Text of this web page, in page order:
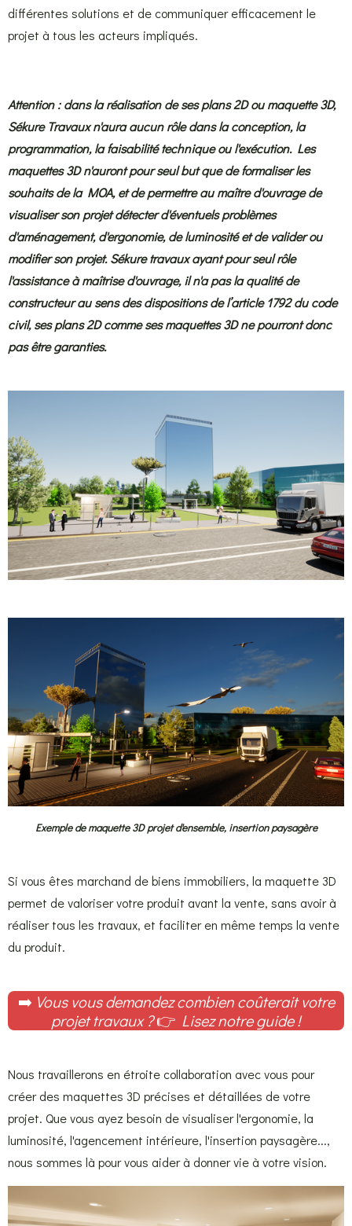
différentes solutions et de communiquer efficacement le
projet à tous les acteurs impliqués.
Attention : dans la réalisation de ses plans 2D ou maquette 3D,
Sékure Travaux n'aura aucun rôle dans la conception, la
programmation, la faisabilité technique ou l'exécution. Les
maquettes 3D n'auront pour seul but que de formaliser les
souhaits de la MOA, et de permettre au maître d'ouvrage de
visualiser son projet détecter d'éventuels problèmes
d'aménagement, d'ergonomie, de luminosité et de valider ou
modifier son projet. Sékure travaux ayant pour seul rôle
l'assistance à maîtrise d'ouvrage, il n'a pas la qualité de
constructeur au sens des dispositions de l’article 1792 du code
civil, ses plans 2D comme ses maquettes 3D ne pourront donc
pas être garanties.
Exemple de maquette 3D projet d'ensemble, insertion paysagère
Si vous êtes marchand de biens immobiliers, la maquette 3D
permet de valoriser votre produit avant la vente, sans avoir à
réaliser tous les travaux, et faciliter en même temps la vente
du produit.
➡️ Vous vous demandez combien coûterait votre
projet travaux ?👉 Lisez notre guide !
Nous travaillerons en étroite collaboration avec vous pour
créer des maquettes 3D précises et détaillées de votre
projet. Que vous ayez besoin de visualiser l'ergonomie, la
luminosité, l'agencement intérieure, l'insertion paysagère...,
nous sommes là pour vous aider à donner vie à votre vision.